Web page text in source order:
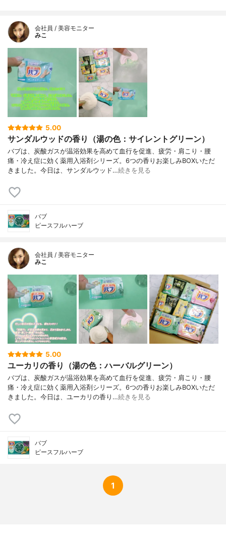
ミリスチン酸イソプロピル、香料、（＋／
２２７
会社員 / 美容モニター
みこ
5.00
サンダルウッドの香り（湯の色：サイレントグリーン）
バブは、炭酸ガスが温浴効果を高めて血行を促進、疲労・肩こり・腰
痛・冷え症に効く薬用入浴剤シリーズ。6つの香りお楽しみBOXいただ
きました。今日は、サンダルウッド…続きを見る
バブ
ピースフルハーブ
会社員 / 美容モニター
みこ
5.00
ユーカリの香り（湯の色：ハーバルグリーン）
バブは、炭酸ガスが温浴効果を高めて血行を促進、疲労・肩こり・腰
痛・冷え症に効く薬用入浴剤シリーズ。6つの香りお楽しみBOXいただ
きました。今日は、ユーカリの香り…続きを見る
バブ
ピースフルハーブ
1